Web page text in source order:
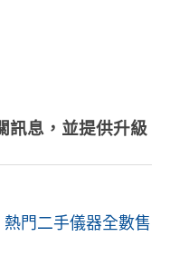
訊息，並提供升級
門二手儀器全數售